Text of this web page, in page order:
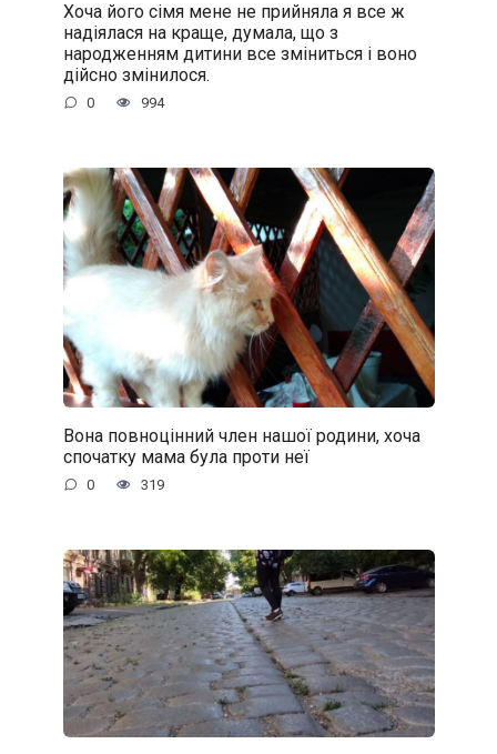
Хоча його сімя мене не прийняла я все ж
надіялася на краще, думала, що з
народженням дитини все зміниться і воно
дійсно змінилося.
0 994
Вона повноцінний член нашої родини, хоча
спочатку мама була проти неї
0 319